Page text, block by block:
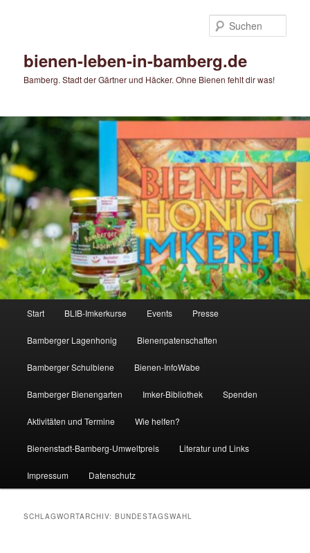
bienen-leben-in-bamberg.de
Bamberg. Stadt der Gärtner und Häcker. Ohne Bienen fehlt dir was!
Start BLIB-Imkerkurse Events Presse
Bamberger Lagenhonig Bienenpatenschaften
Bamberger Schulbiene Bienen-InfoWabe
Bamberger Bienengarten Imker-Bibliothek Spenden
Aktivitäten und Termine Wie helfen?
Bienenstadt-Bamberg-Umweltpreis Literatur und Links
Impressum Datenschutz
SCHLAGWORTARCHIV:BUNDESTAGSWAHL